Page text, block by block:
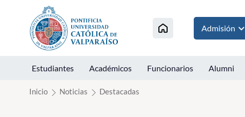
Click acá para ir directamente al contenido
Admisión
Estudiantes Académicos Funcionarios Alumni
Inicio Noticias Destacadas